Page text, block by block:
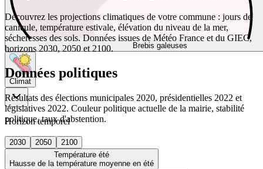
Brebis galeuses
Climat
Horizon temporel
2030 2050
2100
Température été
Hausse de la température moyenne en été
Découvrez les projections climatiques de votre commune : jours de
canicule, température estivale, élévation du niveau de la mer,
sécheresses des sols. Données issues de Météo France et du GIEC,
horizons 2030, 2050 et 2100.
Données politiques
Résultats des élections municipales 2020, présidentielles 2022 et
législatives 2022. Couleur politique actuelle de la mairie, stabilité
politique, taux d'abstention.